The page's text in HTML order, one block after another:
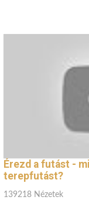
Érezd a futást -
terepfutást?
139218 Nézetek